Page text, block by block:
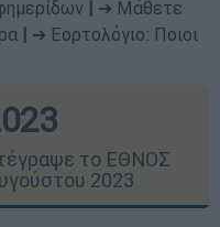
➔ Μάθετε
➔ Εορτολόγιο: Ποιοι
το ΕΘΝΟΣ
2023